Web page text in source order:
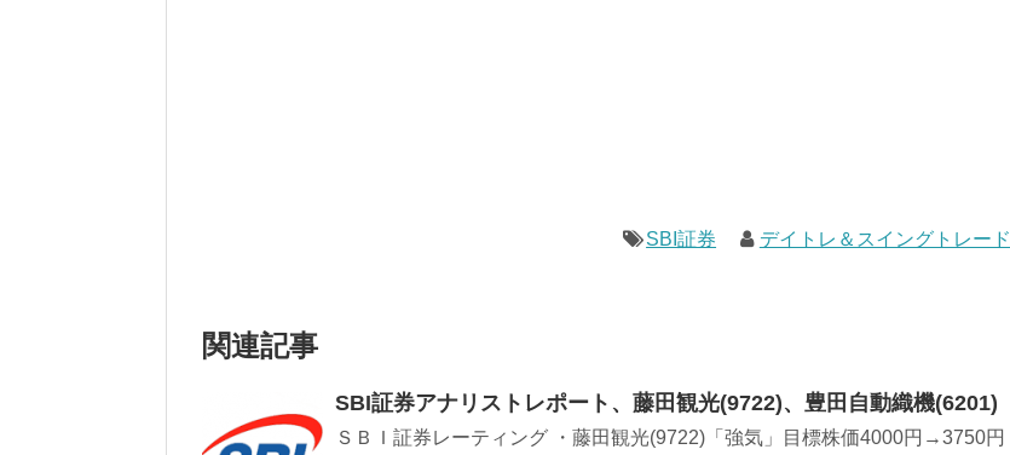
SBI証券 デイトレ＆スイングトレード
関連記事
SBI証券アナリストレポート、藤田観光(9722)、豊田自動織機(6201)
ＳＢＩ証券レーティング ・藤田観光(9722)「強気」目標株価4000円→3750円